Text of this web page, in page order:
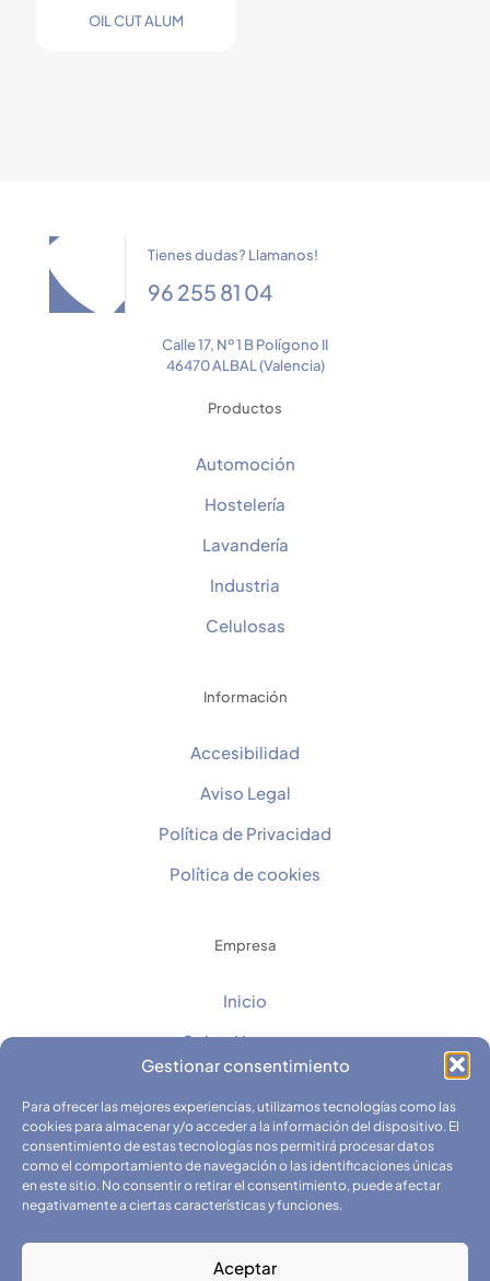
Gestionar consentimiento
Para ofrecer las mejores experiencias, utilizamos tecnologías como las
cookies para almacenar y/o acceder a la información del dispositivo. El
consentimiento de estas tecnologías nos permitirá procesar datos
como el comportamiento de navegación o las identificaciones únicas
en este sitio. No consentir o retirar el consentimiento, puede afectar
negativamente a ciertas características y funciones.
Aceptar
OIL CUT ALUM
Tienes dudas? Llamanos!
96 255 81 04
Calle 17, Nº 1 B Polígono II
46470 ALBAL (Valencia)
Productos
Automoción
Hostelería
Lavandería
Industria
Celulosas
Información
Accesibilidad
Aviso Legal
Política de Privacidad
Política de cookies
Empresa
Inicio
Sobre Nosotros
Catálogos
Fichas Técnicas y Seguridad